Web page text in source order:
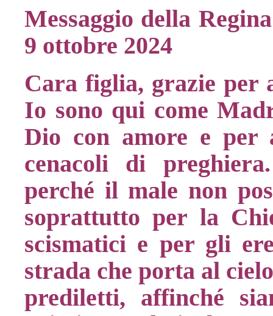
Messaggio della
9 ottobre 2024
Cara figlia, grazie per
Io sono qui come
Dio con amore e per
cenacoli di
perché il male non
soprattutto per la
scismatici e per gli
strada che porta al
prediletti, affinché